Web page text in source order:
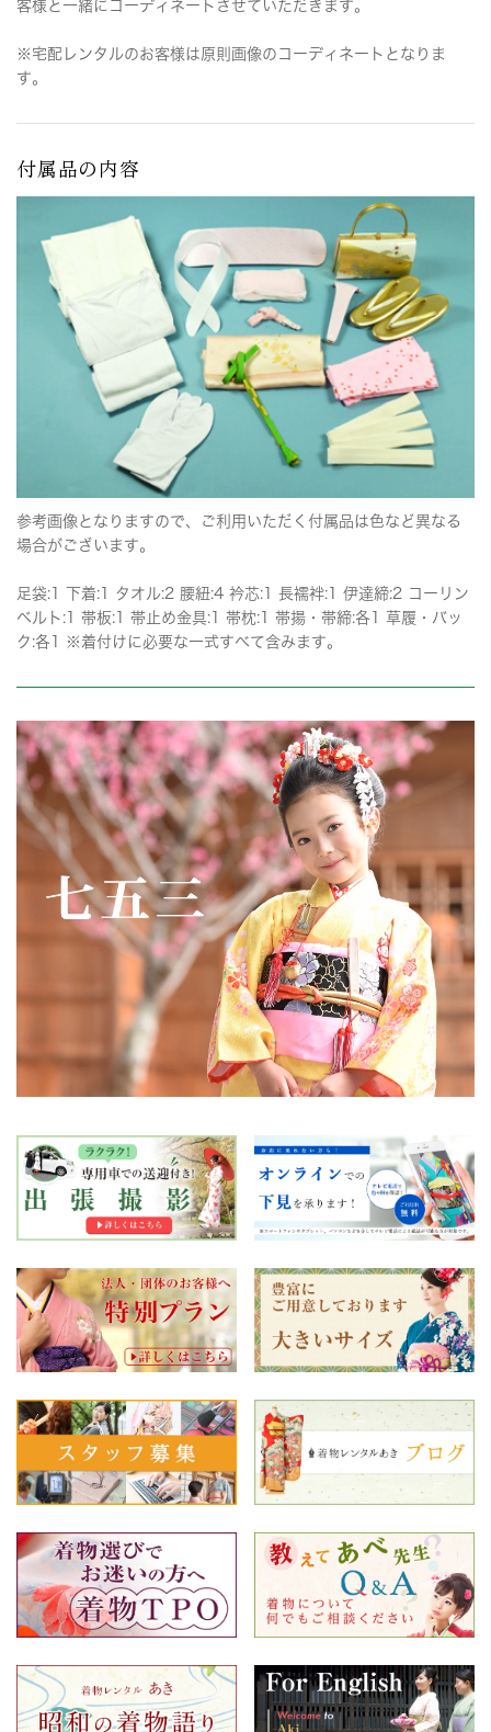
客様と一緒にコーディネートさせていただきます。
※宅配レンタルのお客様は原則画像のコーディネートとなりま
す。
付属品の内容
参考画像となりますので、ご利用いただく付属品は色など異なる
場合がございます。
足袋:1 下着:1 タオル:2 腰紐:4 衿芯:1 長襦袢:1 伊達締:2 コーリン
ベルト:1 帯板:1 帯止め金具:1 帯枕:1 帯揚・帯締:各1 草履・バッ
ク:各1 ※着付けに必要な一式すべて含みます。